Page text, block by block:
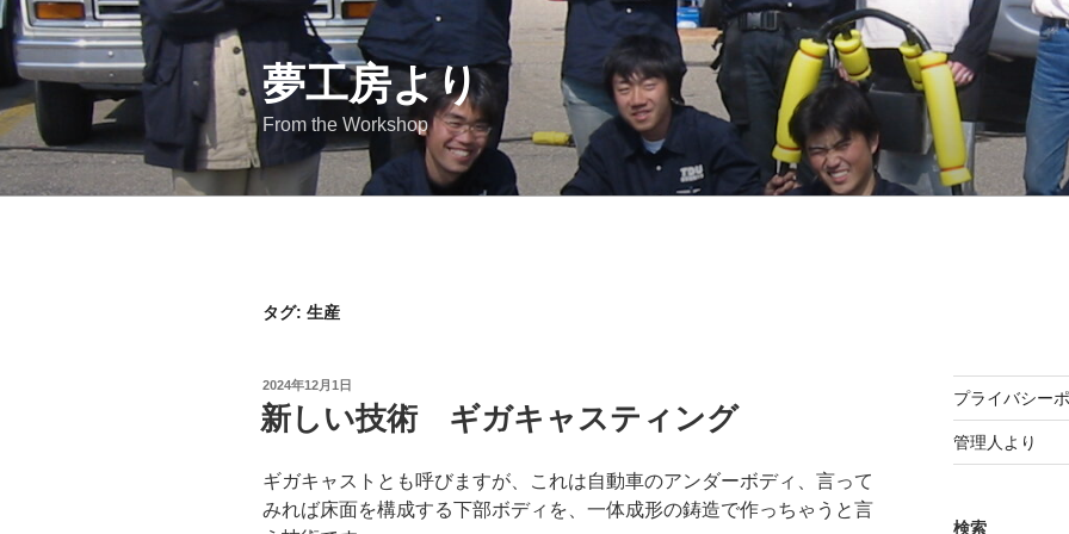
コ
ン
テ
ン
ツ
へ
ス
夢工房より
From the Workshop
タグ: 生産
投
稿
日:
2024年12月1日
新しい技術 ギガキャスティング
ギガキャストとも呼びますが、これは自動車のアンダーボディ、言って
みれば床面を構成する下部ボディを、一体成形の鋳造で作っちゃうと言
プライバシー
管理人より
検索